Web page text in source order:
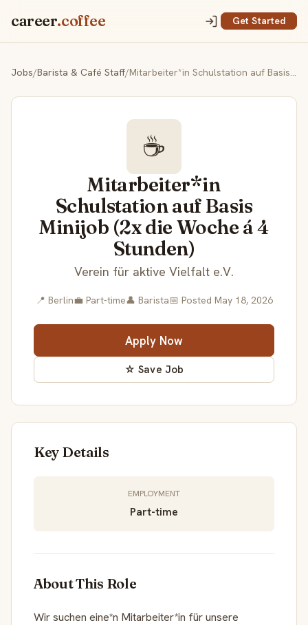
career.coffee Get Started
Jobs/Barista & Café Staff/ Mitarbeiter*in Schulstation auf Basis Minijob (2x die Woche á 4 Stunden)
☕
Mitarbeiter*in
Schulstation auf Basis
Minijob (2x die Woche á 4
Stunden)
Verein für aktive Vielfalt e.V.
📍 Berlin💼 Part-time👤 Barista📅 Posted May 18, 2026
Apply Now
☆ Save Job
Key Details
EMPLOYMENT
Part-time
About This Role
Wir suchen eine*n Mitarbeiter*in für unsere